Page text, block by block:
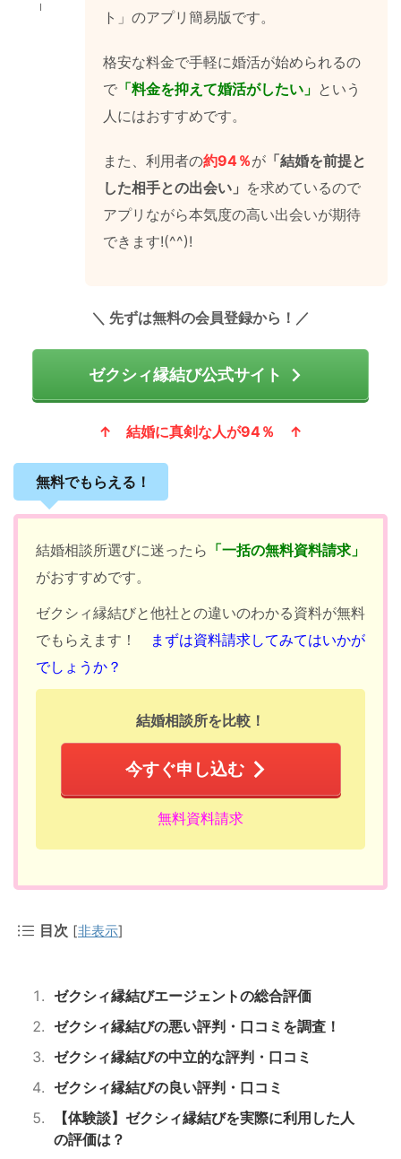
I
ト」のアプリ簡易版です。
格安な料金で手軽に婚活が始められるの
で 「料金を抑えて婚活がしたい」 という
人にはおすすめです。
また、利用者の約94％が 「結婚を前提と
した相手との出会い」 を求めているので
アプリながら本気度の高い出会いが期待
できます!(^^)!
＼ 先ずは無料の会員登録から！ ／
ゼクシィ縁結び公式サイト
↑ 結婚に真剣な人が94％ ↑
無料でもらえる！
結婚相談所選びに迷ったら 「一括の無料資料請求」
がおすすめです。
ゼクシィ縁結びと他社との違いのわかる資料が無料
でもらえます！
まずは資料請求してみてはいかが
でしょうか？
結婚相談所を比較！
今すぐ申し込む
無料資料請求
目次 [非表示]
ゼクシィ縁結びエージェントの総合評価
ゼクシィ縁結びの悪い評判・口コミを調査！
ゼクシィ縁結びの中立的な評判・口コミ
ゼクシィ縁結びの良い評判・口コミ
【体験談】ゼクシィ縁結びを実際に利用した人
の評価は？